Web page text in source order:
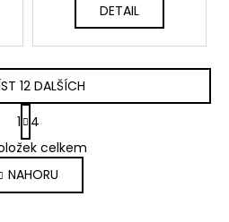
DETAIL
O
v
l
á
12 DALŠÍCH
S
t
r
á
n
k
1
4
celkem
NAHORU